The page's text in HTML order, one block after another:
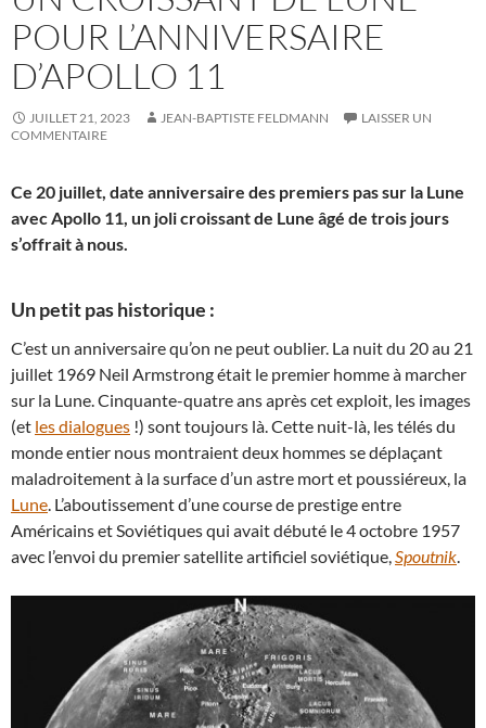
POUR L’ANNIVERSAIRE
D’APOLLO 11
JUILLET 21, 2023 JEAN-BAPTISTE FELDMANN
LAISSER UN
COMMENTAIRE
Ce 20 juillet, date anniversaire des premiers pas sur la Lune
avec Apollo 11, un joli croissant de Lune âgé de trois jours
s’offrait à nous.
Un petit pas historique :
C’est un anniversaire qu’on ne peut oublier. La nuit du 20 au 21
juillet 1969 Neil Armstrong était le premier homme à marcher
sur la Lune. Cinquante-quatre ans après cet exploit, les images
(et les dialogues !) sont toujours là. Cette nuit-là, les télés du
monde entier nous montraient deux hommes se déplaçant
maladroitement à la surface d’un astre mort et poussiéreux, la
Lune. L’aboutissement d’une course de prestige entre
Américains et Soviétiques qui avait débuté le 4 octobre 1957
avec l’envoi du premier satellite artificiel soviétique,Spoutnik.